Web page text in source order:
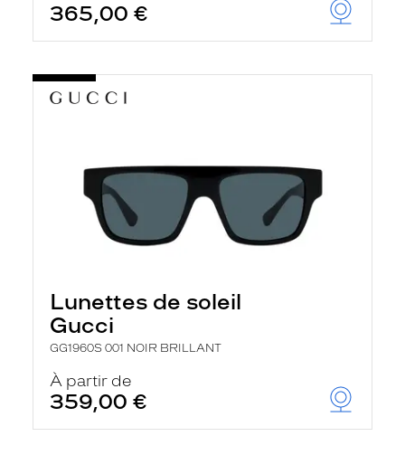
365,00 €
Lunettes de soleil
Gucci
GG1960S 001 NOIR BRILLANT
À partir de
359,00 €